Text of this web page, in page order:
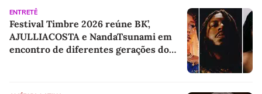
ENTRETÊ
Festival Timbre 2026 reúne BK’,
AJULLIACOSTA e NandaTsunami em
encontro de diferentes gerações do